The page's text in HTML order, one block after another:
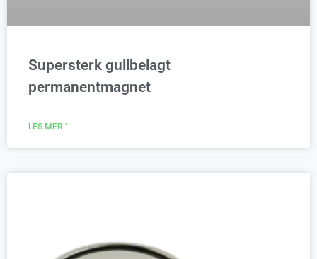
Supersterk gullbelagt
permanentmagnet
LES MER "